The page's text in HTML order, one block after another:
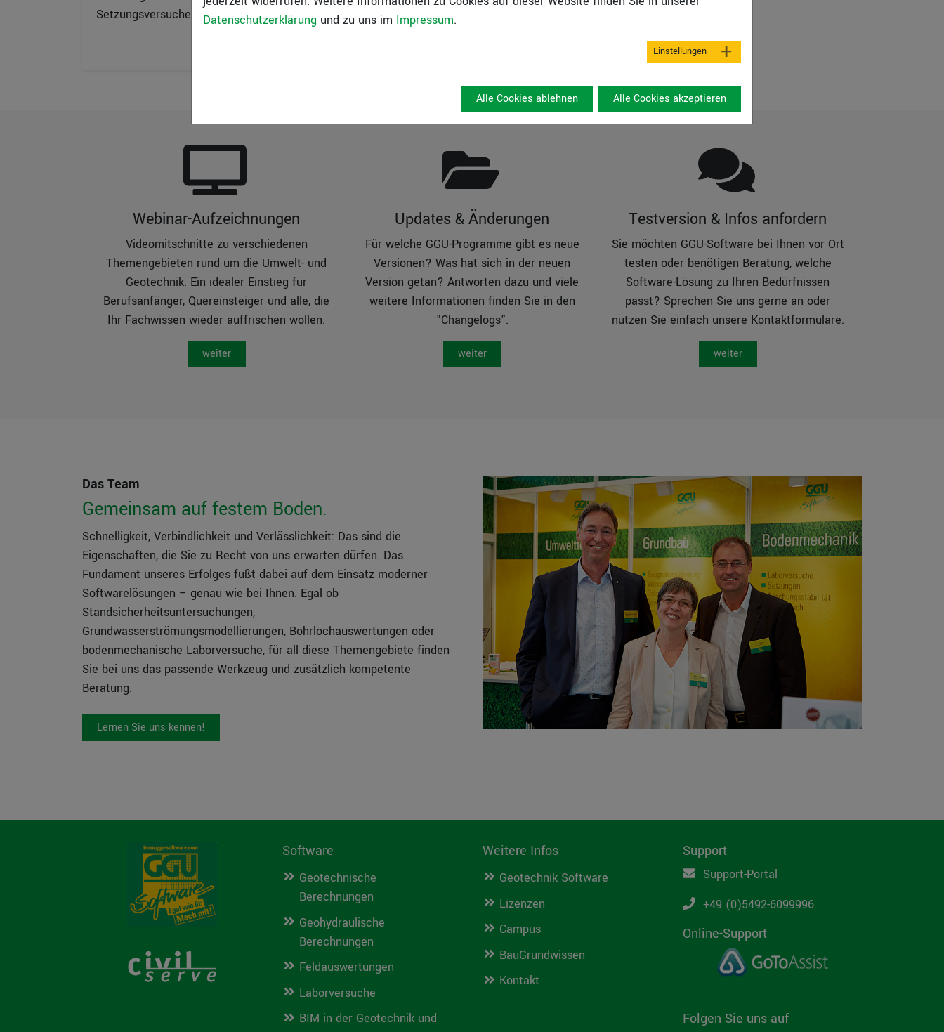
Setzungsversuche
Webinar-Aufzeichnungen
Videomitschnitte zu verschiedenen
Themengebieten rund um die Umwelt- und
Geotechnik. Ein idealer Einstieg für
Berufsanfänger, Quereinsteiger und alle, die
Ihr Fachwissen wieder auffrischen wollen.
weiter
Updates & Änderungen
Für welche GGU-Programme gibt es neue
Versionen? Was hat sich in der neuen
Version getan? Antworten dazu und viele
weitere Informationen finden Sie in den
"Changelogs".
weiter
Testversion & Infos anfordern
Sie möchten GGU-Software bei Ihnen vor Ort
testen oder benötigen Beratung, welche
Software-Lösung zu Ihren Bedürfnissen
passt? Sprechen Sie uns gerne an oder
nutzen Sie einfach unsere Kontaktformulare.
weiter
Das Team
Gemeinsam auf festem Boden.
Schnelligkeit, Verbindlichkeit und Verlässlichkeit: Das sind die
Eigenschaften, die Sie zu Recht von uns erwarten dürfen. Das
Fundament unseres Erfolges fußt dabei auf dem Einsatz moderner
Softwarelösungen – genau wie bei Ihnen. Egal ob
Standsicherheitsuntersuchungen,
Grundwasserströmungsmodellierungen, Bohrlochauswertungen oder
bodenmechanische Laborversuche, für all diese Themengebiete finden
Sie bei uns das passende Werkzeug und zusätzlich kompetente
Beratung.
Lernen Sie uns kennen!
Software
Geotechnische
Berechnungen
Geohydraulische
Berechnungen
Feldauswertungen
Laborversuche
BIM in der Geotechnik und
Weitere Infos
Geotechnik Software
Lizenzen
Campus
BauGrundwissen
Kontakt
Support
Support-Portal
+49 (0)5492-6099996
Online-Support
Folgen Sie uns auf
Datenschutzerklärung und zu uns im Impressum.
Einstellungen
Alle Cookies ablehnen Alle Cookies akzeptieren